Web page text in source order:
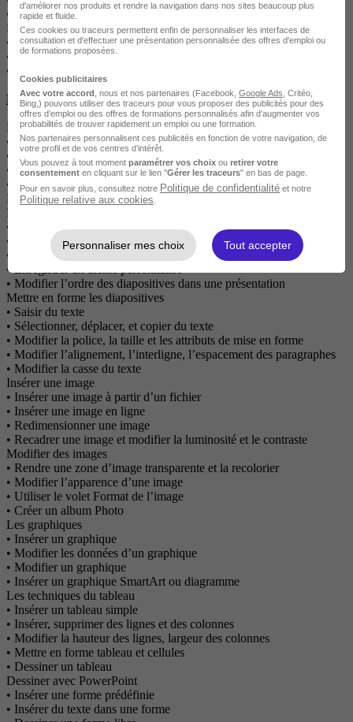
• Importer des données
Les Macros
• Enregistrer une macro-commande
• Modifier le raccourci d’une macro-commande
• Visualiser et modifier une macro-commande
Détails du Module Powerpoint :
Les règles de la présentation
• Les règles d’écriture sur les visuels à présenter
• Les polices de caractères
• Les couleurs
• Une présentation réussie
Prise en main
Personnaliser et modifier d'une présentation
• Créer votre première présentation
• Appliquer un thème
• Modifier le jeu de couleurs et de polices d’un thème
• Enregistrer un thème personnalisé
• Modifier l’ordre des diapositives dans une présentation
Mettre en forme les diapositives
• Saisir du texte
• Sélectionner, déplacer, et copier du texte
• Modifier la police, la taille et les attributs de mise en forme
• Modifier l’alignement, l’interligne, l’espacement des paragraphes
• Modifier la casse du texte
Insérer une image
• Insérer une image à partir d’un fichier
• Insérer une image en ligne
• Redimensionner une image
• Recadrer une image et modifier la luminosité et le contraste
Modifier des images
• Rendre une zone d’image transparente et la recolorier
• Modifier l’apparence d’une image
• Utiliser le volet Format de l’image
• Créer un album Photo
Les graphiques
• Insérer un graphique
• Modifier les données d’un graphique
• Modifier un graphique
• Insérer un graphique SmartArt ou diagramme
Les techniques du tableau
• Insérer un tableau simple
• Insérer, supprimer des lignes et des colonnes
• Modifier la hauteur des lignes, largeur des colonnes
• Mettre en forme tableau et cellules
• Dessiner un tableau
Dessiner avec PowerPoint
• Insérer une forme prédéfinie
• Insérer du texte dans une forme
d'améliorer nos produits et rendre la navigation dans nos sites beaucoup plus
rapide et fluide.
Ces cookies ou traceurs permettent enfin de personnaliser les interfaces de
consultation et d'effectuer une présentation personnalisée des offres d'emploi ou
de formations proposées.
Cookies publicitaires
Avec votre accord , nous et nos partenaires (Facebook, Google Ads , Critéo,
Bing,) pouvons utiliser des traceurs pour vous proposer des publicités pour des
offres d’emploi ou des offres de formations personnalisés afin d’augmenter vos
probabilités de trouver rapidement un emploi ou une formation.
Nos partenaires personnalisent ces publicités en fonction de votre navigation, de
votre profil et de vos centres d’intérêt.
Vous pouvez à tout moment paramétrer vos choix ou retirer votre
consentement en cliquant sur le lien "Gérer les traceurs" en bas de page.
Pour en savoir plus, consultez notre Politique de confidentialité et notre
Politique relative aux cookies
Personnaliser mes choix Tout accepter